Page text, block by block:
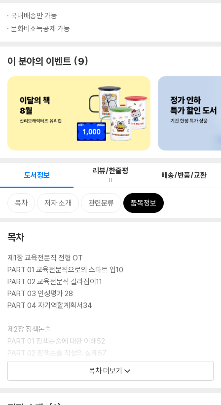
국내배송만 가능
문화비소득공제 가능
이 분야의 이벤트 9
도서정보 리뷰/한줄평
0 배송/반품/교환
목차 저자 소개 관련분류 품목정보
목차
제1장 교육전문직 전형 OT
PART 01 교육전문직으로의 스타트 업10
PART 02 교육전문직 길라잡이11
PART 03 인성평가 28
PART 04 자기역할계획서34
제2장 정책논술
PART 01 정책논술에 대한 이해52
PART 02 정책논술 작성의 실제57
PART 03 실전문제92
목차 더보기